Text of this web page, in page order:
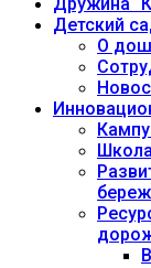
Детский
О